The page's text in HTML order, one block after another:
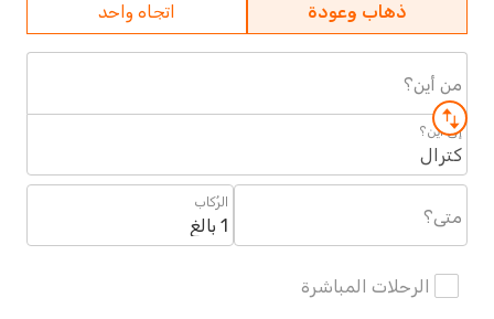
ذهاب وعودة اتجاه واحد
من أين؟
إلى أين؟
كترال
متى؟
الرُكاب
1 بالغ
الرحلات المباشرة